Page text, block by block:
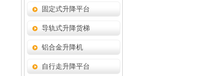
固定式升降平台
导轨式升降货梯
铝合金升降机
自行走升降平台